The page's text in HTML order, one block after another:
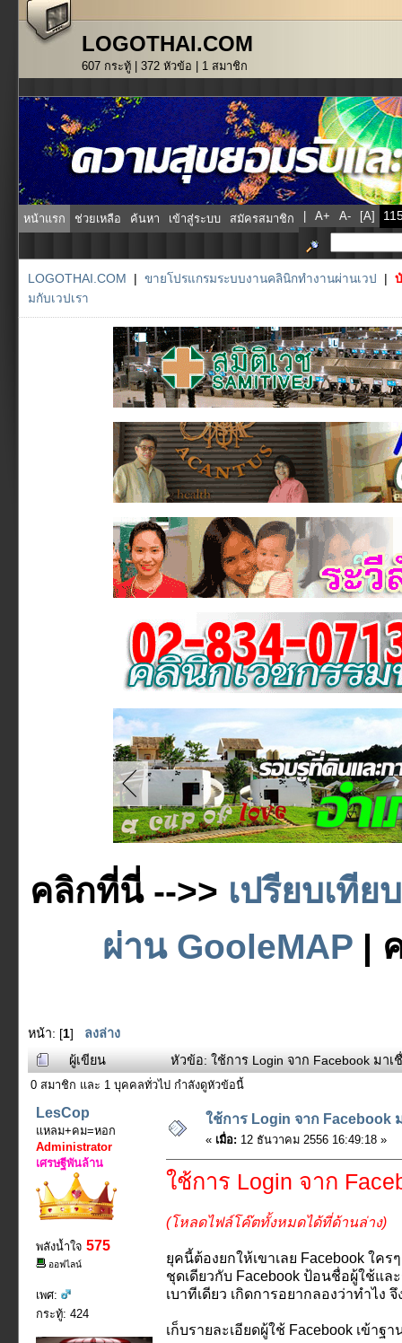
LOGOTHAI.COM
607 กระทู้ | 372 หัวข้อ | 1 สมาชิก
หน้าแรก ช่วยเหลือ ค้นหา เข้าสู่ระบบ สมัครสมาชิก | A+ A- [A]
LOGOTHAI.COM | ขายโปรแกรมระบบงานคลินิกทำงานผ่านเวป |
มกับเวปเรา
คลิกที่นี่ -->> เปรียบเทีย
ผ่าน GooleMAP |
หน้า: [1] ลงล่าง
ผู้เขียน
หัวข้อ: ใช้การ Login จาก Facebook มา
0 สมาชิก และ 1 บุคคลทั่วไป กำลังดูหัวข้อนี้
LesCop
แหลม+คม=หอก
Administrator
เศรษฐีพันล้าน
พลังน้ำใจ 575
ออฟไลน์
เพศ:
กระทู้: 424
ใช้การ Login จาก Facebook
« เมื่อ: 12 ธันวาคม 2556 16:49:18 »
ใช้การ Login จาก
(โหลดไฟล์โค๊ตทั้งหมดได้ที่ด้านล่าง)
ยุคนี้ต้องยกให้เขาเลย Facebook ใค
ชุดเดียวกับ Facebook ป้อนชื่อผู้ใช้แล
เบาทีเดียว เกิดการอยากลองว่าทำไง
เก็บรายละเอียดผู้ใช้ Facebook เข้าฐ